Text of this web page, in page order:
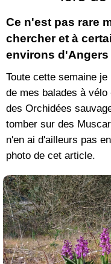
Ce n'est pas rare
chercher et à
environs d'Angers
Toute cette semaine
de mes balades à
des Orchidées
tomber sur des
n'en ai d'ailleurs pas
photo de cet article.